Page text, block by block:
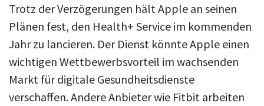
Trotz der Verzögerungen hält Apple an seinen
Plänen fest, den Health+ Service im kommenden
Jahr zu lancieren. Der Dienst könnte Apple einen
wichtigen Wettbewerbsvorteil im wachsenden
Markt für digitale Gesundheitsdienste
verschaffen. Andere Anbieter wie Fitbit arbeiten